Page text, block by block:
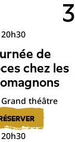
3
20h30
de
chez les
Grand théâtre
20h30